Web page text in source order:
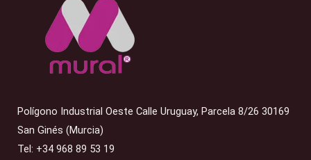
Polígono Industrial Oeste Calle Uruguay, Parcela 8/26 30169
San Ginés (Murcia)
Tel: +34 968 89 53 19